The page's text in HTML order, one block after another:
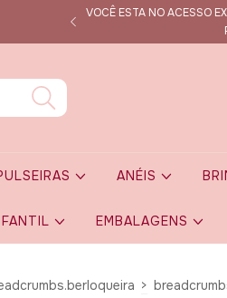
VOCÊ ESTA NO ACESSO
ANÉIS
EMBALAGENS
>